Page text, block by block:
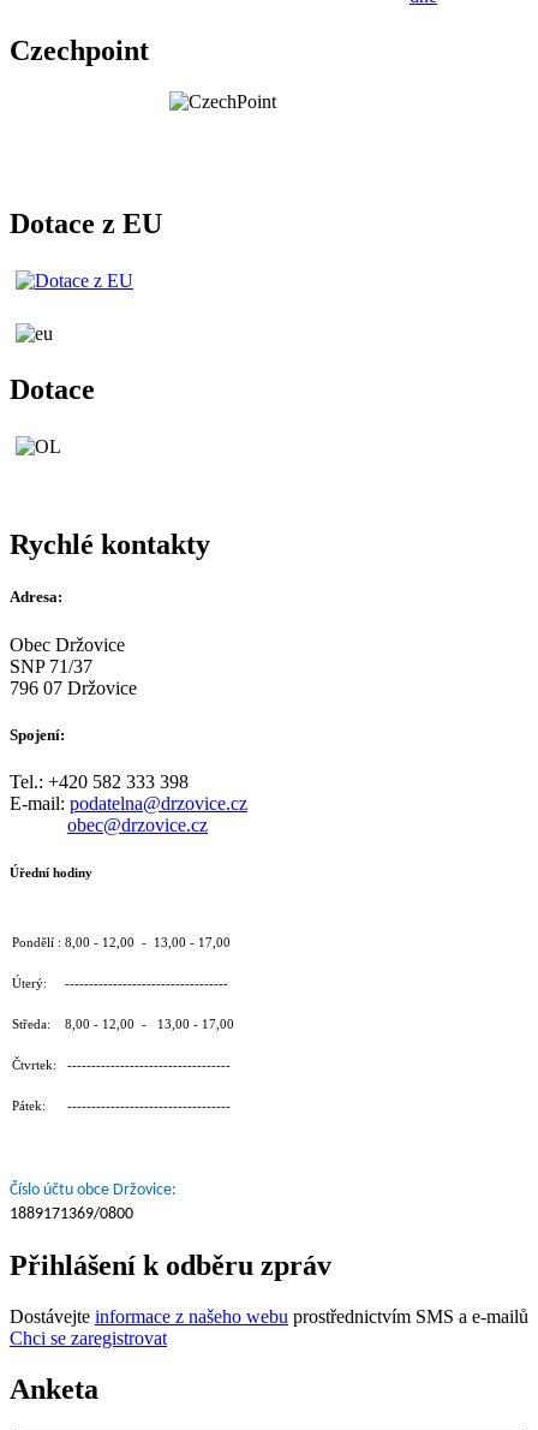
Czechpoint
Dotace z EU
Dotace
Rychlé kontakty
Adresa:
Obec Držovice
SNP 71/37
796 07 Držovice
Spojení:
Tel.: +420 582 333 398
E-mail: podatelna@drzovice.cz
obec@drzovice.cz
Úřední hodiny
Pondělí : 8,00 - 12,00 - 13,00 - 17,00
Úterý: ----------------------------------
Středa: 8,00 - 12,00 - 13,00 - 17,00
Čtvrtek: ----------------------------------
Pátek: ----------------------------------
Číslo účtu obce Držovice:
1889171369/0800
Přihlášení k odběru zpráv
Dostávejte informace z našeho webu prostřednictvím SMS a e-mailů
Chci se zaregistrovat
Anketa